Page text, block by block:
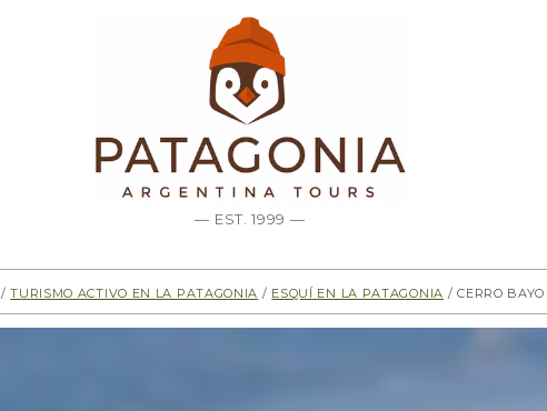
— EST. 1999 —
/Turismo activo en la Patagonia / Esquí en la Patagonia / Cerro Bayo